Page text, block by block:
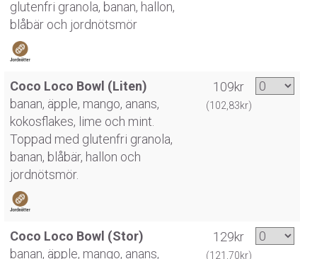
glutenfri granola, banan, hallon,
blåbär och jordnötsmör
Coco Loco Bowl (Liten)
banan, äpple, mango, anans,
kokosflakes, lime och mint.
Toppad med glutenfri granola,
banan, blåbär, hallon och
jordnötsmör.
109kr
(102,83kr)
Coco Loco Bowl (Stor)
banan, äpple, mango, anans,
129kr
(121,70kr)